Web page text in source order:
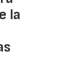
la